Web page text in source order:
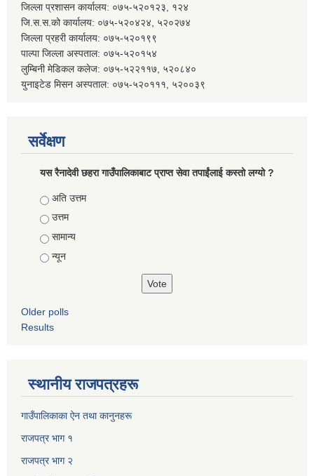
जिल्ला प्रशासन कार्यालय: ०७५-५२०१२३, १२४
जि.स.स.को कार्यालय: ०७५-५२०४२४, ५२०२७४
जिल्ला प्रहरी कार्यालय: ०७५-५२०१९९
पाल्पा जिल्ला अस्पताल: ०७५-५२०१५४
लुम्बिनी मेडिकल कलेज: ०७५-५२२११७, ५२०८४०
युनाइटेड मिसन अस्पताल: ०७५-५२०१११, ५२००३९
सर्वेक्षण
यस रैनादेवी छहरा गाउँपालिकाबाट प्राप्त सेवा तपाईंलाई कस्तो लग्यो ?
Choices
अति उत्तम
उत्तम
सामान्य
न्यून
Older polls
Results
स्थानीय राजपत्रहरू
गाउँपालिकाका ऐन तथा कानुनहरू
राजपत्र भाग १
राजपत्र भाग २